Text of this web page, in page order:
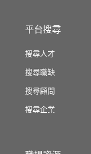
平台搜尋
搜尋人才
搜尋職缺
搜尋顧問
搜尋企業